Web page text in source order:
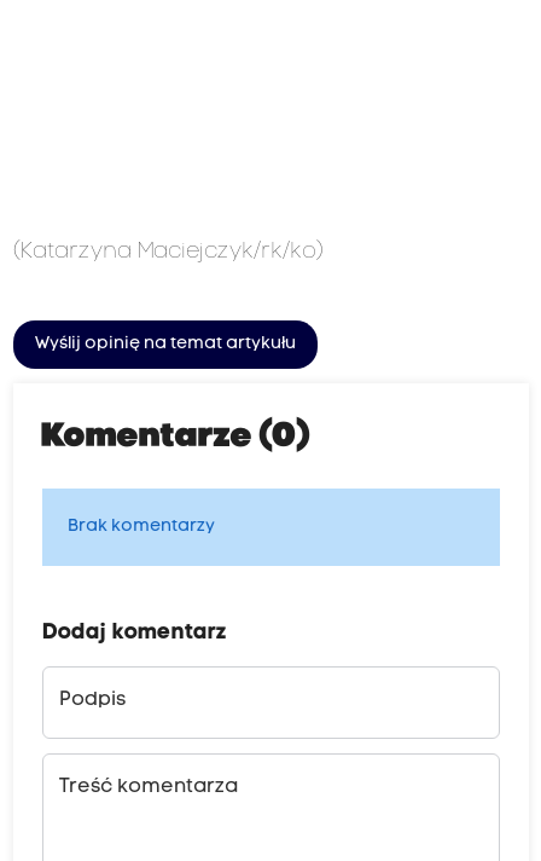
(Katarzyna Maciejczyk/rk/ko)
Wyślij opinię na temat artykułu
Komentarze (0)
Brak komentarzy
Dodaj komentarz
Podpis
Treść komentarza